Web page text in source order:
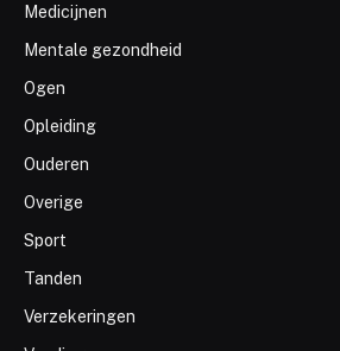
Medicijnen
Mentale gezondheid
Ogen
Opleiding
Ouderen
Overige
Sport
Tanden
Verzekeringen